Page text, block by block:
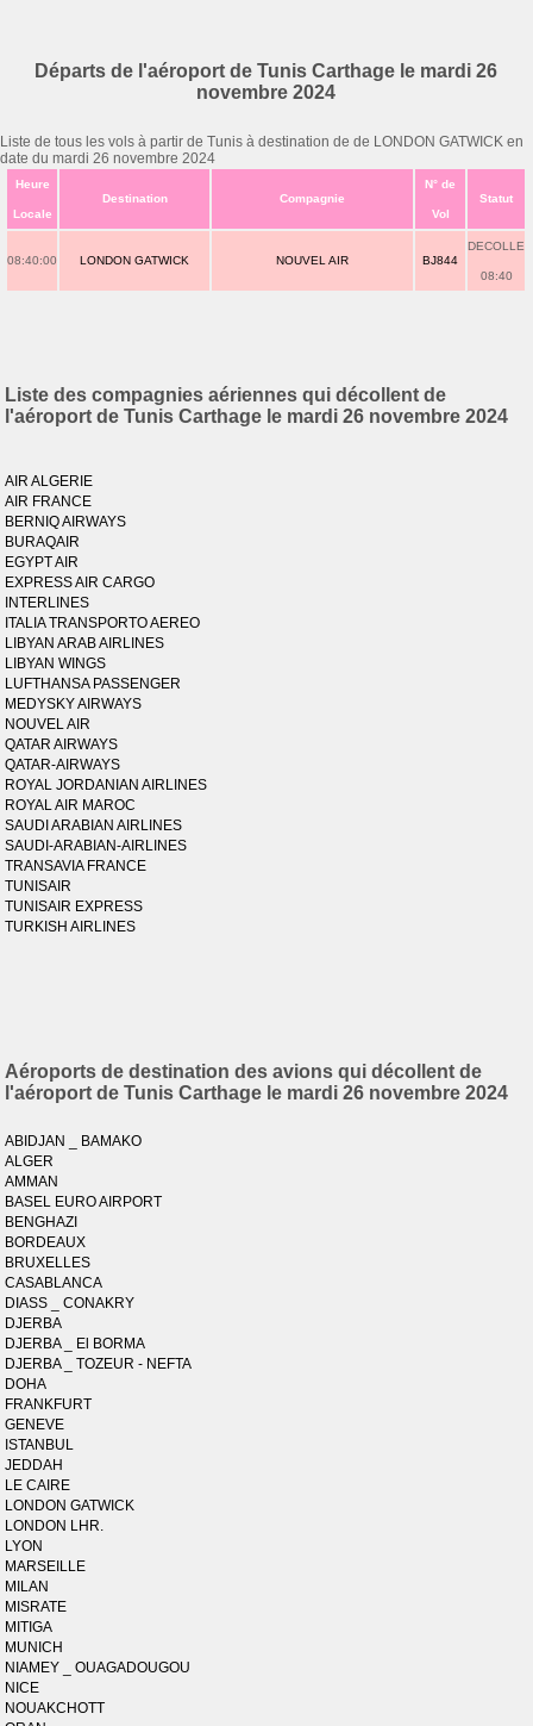
Départs de l'aéroport de Tunis Carthage le mardi 26
novembre 2024
Liste de tous les vols à partir de Tunis à destination de de LONDON GATWICK en
date du mardi 26 novembre 2024
Heure
Locale
Destination Compagnie
N° de
Vol
Statut
08:40:00 LONDON GATWICK NOUVEL AIR BJ844
DECOLLE
08:40
Liste des compagnies aériennes qui décollent de
l'aéroport de Tunis Carthage le mardi 26 novembre 2024
AIR ALGERIE
AIR FRANCE
BERNIQ AIRWAYS
BURAQAIR
EGYPT AIR
EXPRESS AIR CARGO
INTERLINES
ITALIA TRANSPORTO AEREO
LIBYAN ARAB AIRLINES
LIBYAN WINGS
LUFTHANSA PASSENGER
MEDYSKY AIRWAYS
NOUVEL AIR
QATAR AIRWAYS
QATAR-AIRWAYS
ROYAL JORDANIAN AIRLINES
ROYAL AIR MAROC
SAUDI ARABIAN AIRLINES
SAUDI-ARABIAN-AIRLINES
TRANSAVIA FRANCE
TUNISAIR
TUNISAIR EXPRESS
TURKISH AIRLINES
Aéroports de destination des avions qui décollent de
l'aéroport de Tunis Carthage le mardi 26 novembre 2024
ABIDJAN _ BAMAKO
ALGER
AMMAN
BASEL EURO AIRPORT
BENGHAZI
BORDEAUX
BRUXELLES
CASABLANCA
DIASS _ CONAKRY
DJERBA
DJERBA _ El BORMA
DJERBA _ TOZEUR - NEFTA
DOHA
FRANKFURT
GENEVE
ISTANBUL
JEDDAH
LE CAIRE
LONDON GATWICK
LONDON LHR.
LYON
MARSEILLE
MILAN
MISRATE
MITIGA
MUNICH
NIAMEY _ OUAGADOUGOU
NICE
NOUAKCHOTT